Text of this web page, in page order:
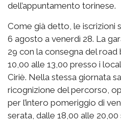
dell’appuntamento torinese.
Come già detto, le iscrizioni
6 agosto a venerdì 28. La
29 con la consegna del
10,00 alle 13,00 presso i
Ciriè. Nella stessa giornata
ricognizione del percorso,
per l’intero pomeriggio di
serata, dalle 18,00 alle